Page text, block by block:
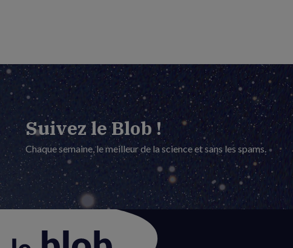
Suivez le Blob !
Chaque semaine, le meilleur de la science et sans les spams.